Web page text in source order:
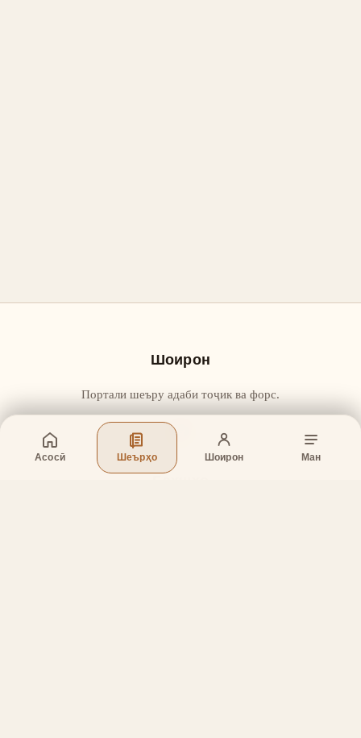
Асосӣ Шеърҳо Шоирон Ман
Шоирон
Портали шеъру адаби тоҷик ва форс.